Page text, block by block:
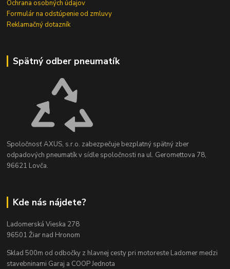
Ochrana osobných údajov
Formulár na odstúpenie od zmluvy
Reklamačný dotazník
Spätný odber pneumatík
Spoločnosť AXUS, s.r.o. zabezpečuje bezplatný spätný zber
odpadových pneumatík v sídle spoločnosti na ul. Geromettova 78,
96621 Lovča.
Kde nás nájdete?
Ladomerská Vieska 278
96501 Žiar nad Hronom
Sklad 500m od odbočky z hlavnej cesty pri motoreste Ladomer medzi
stavebninami Garaj a COOP Jednota